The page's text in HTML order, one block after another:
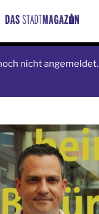
nicht angemeldet.